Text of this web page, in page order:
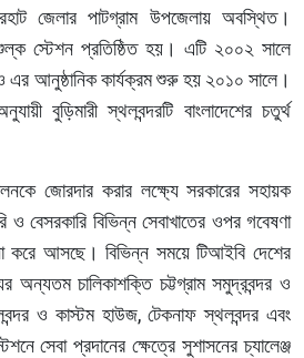
জেলার পাটগ্রাম উপজেলায় অবস্থিত।
স্টেশন প্রতিষ্ঠিত হয়। এটি ২০০২ সালে
এর আনুষ্ঠানিক কার্যক্রম শুরু হয় ২০১০ সালে।
বুড়িমারী স্থলবন্দরটি বাংলাদেশের চতুর্থ
জোরদার করার লক্ষ্যে সরকারের সহায়ক
ও বেসরকারি বিভিন্ন সেবাখাতের ওপর গবেষণা
করে আসছে। বিভিন্ন সময়ে টিআইবি দেশের
অন্যতম চালিকাশক্তি চট্টগ্রাম সমুদ্রবন্দর ও
ও কাস্টম হাউজ, টেকনাফ স্থলবন্দর এবং
সেবা প্রদানের ক্ষেত্রে সুশাসনের চ্যালেঞ্জ